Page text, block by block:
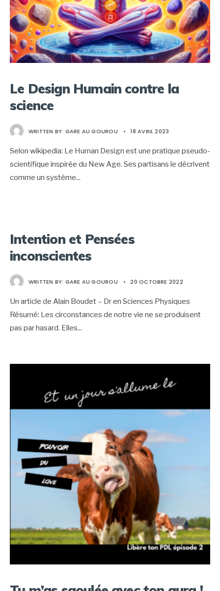
Le Design Humain contre la
science
WRITTEN BY: GARE AU GOUROU • 18 AVRIL 2023
Selon wikipedia: Le Human Design est une pratique pseudo-
scientifique inspirée du New Age. Ses partisans le décrivent
comme un système...
Intention et Pensées
inconscientes
WRITTEN BY: GARE AU GOUROU • 20 OCTOBRE 2022
Un article de Alain Boudet – Dr en Sciences Physiques
Résumé: Les circonstances de notre vie ne se produisent
pas par hasard. Elles...